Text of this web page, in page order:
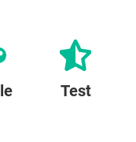
Test